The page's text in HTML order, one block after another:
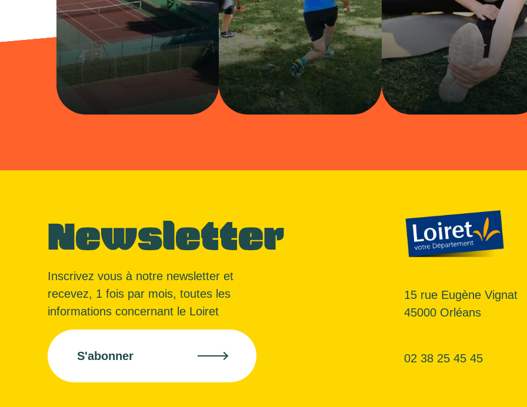
Newsletter
Inscrivez vous à notre newsletter et
recevez, 1 fois par mois, toutes les
informations concernant le Loiret
S'abonner
15 rue Eugène Vignat
45000 Orléans
02 38 25 45 45